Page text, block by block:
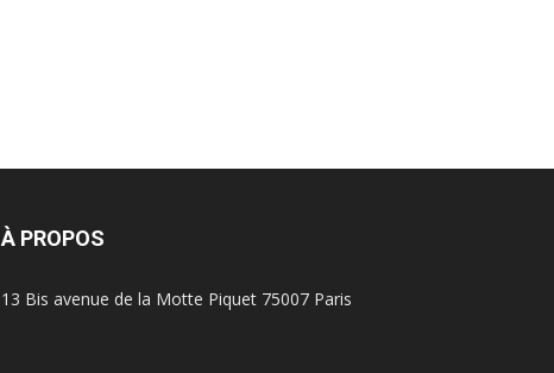
À PROPOS
13 Bis avenue de la Motte Piquet 75007 Paris